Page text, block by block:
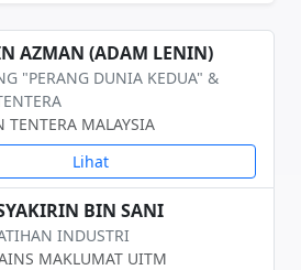
AZMAN (ADAM LENIN)
"PERANG DUNIA KEDUA" &
TENTERA MALAYSIA
Lihat
BIN SANI
INDUSTRI
MAKLUMAT UITM